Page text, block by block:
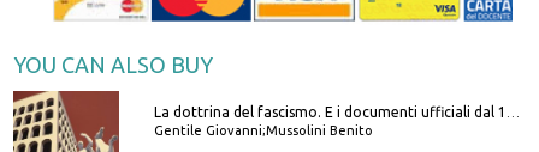
YOU CAN ALSO BUY
Gentile Giovanni;Mussolini Benito